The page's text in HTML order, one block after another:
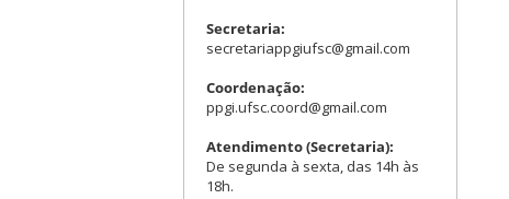
Secretaria:
secretariappgiufsc@gmail.com
Coordenação:
ppgi.ufsc.coord@gmail.com
Atendimento (Secretaria):
De segunda à sexta, das 14h às
18h.